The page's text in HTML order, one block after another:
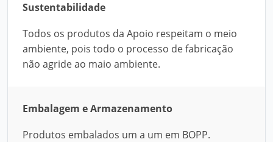
Sustentabilidade
Todos os produtos da Apoio respeitam o meio
ambiente, pois todo o processo de fabricação
não agride ao maio ambiente.
Embalagem e Armazenamento
Produtos embalados um a um em BOPP.